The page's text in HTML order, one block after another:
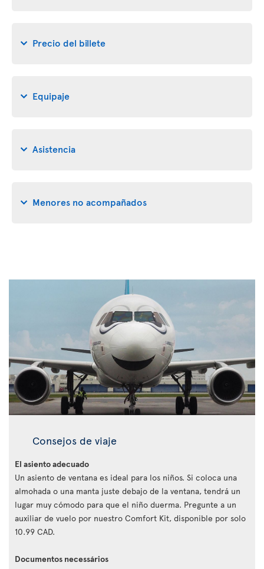
Precio del billete
Equipaje
Asistencia
Menores no acompañados
Consejos de viaje
El asiento adecuado
Un asiento de ventana es ideal para los niños. Si coloca una
almohada o una manta juste debajo de la ventana, tendrá un
lugar muy cómodo para que el niño duerma. Pregunte a un
auxiliar de vuelo por nuestro Comfort Kit, disponible por solo
10.99 CAD.
Documentos necessários